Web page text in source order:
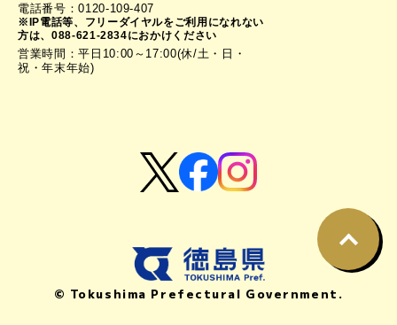
電話番号：0120-109-407
※IP電話等、フリーダイヤルをご利用になれない
方は、088-621-2834におかけください
営業時間：平日10:00～17:00(休/土・日・
祝・年末年始)
© Tokushima Prefectural Government.